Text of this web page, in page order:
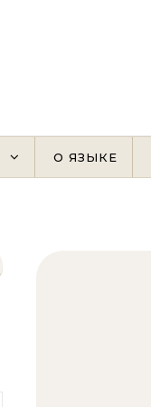
О ЯЗЫКЕ